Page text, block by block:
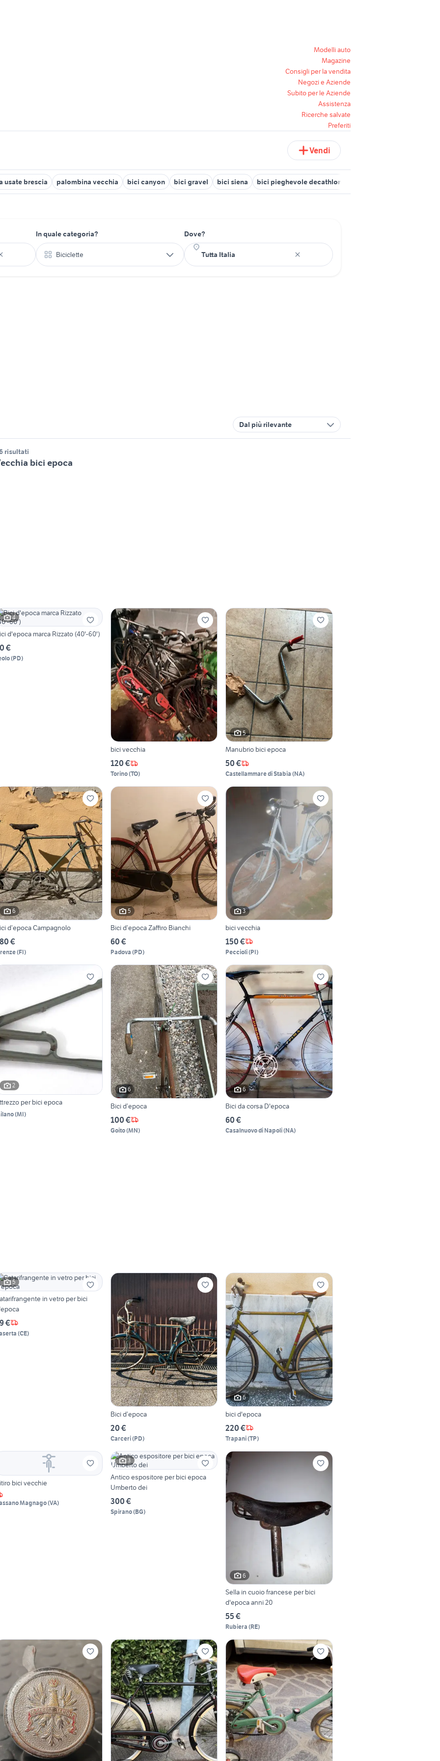
Modelli auto
Magazine
Consigli per la vendita
Negozi e Aziende
Subito per le Aziende
Assistenza
Ricerche salvate
Preferiti
Vendi
usate brescia palombina vecchia bici canyon bici gravel bici siena bici pieghevole decathlon usata
In quale categoria?
Biciclette
Dove?
Dal più rilevante
risultati
bici epoca
4
d'epoca marca Rizzato (40'-60')
€
(PD)
bici vecchia
120 €
Torino(TO)
5
Manubrio bici epoca
50 €
Castellammare di Stabia (NA)
6
d’epoca Campagnolo
€
(FI)
5
Bici d’epoca Zaffiro Bianchi
60 €
Padova (PD)
3
bici vecchia
150 €
Peccioli(PI)
2
per bici epoca
(MI)
6
Bici d’epoca
100 €
Goito(MN)
6
Bici da corsa D'epoca
60 €
Casalnuovo di Napoli(NA)
5
in vetro per bici
€
(CE)
Bici d’epoca
20 €
Carceri(PD)
6
bici d'epoca
220 €
Trapani(TP)
bici vecchie
Magnago(VA)
3
Antico espositore per bici epoca
Umberto dei
300 €
Spirano(BG)
6
Sella in cuoio francese per bici
d'epoca anni 20
55 €
Rubiera (RE)